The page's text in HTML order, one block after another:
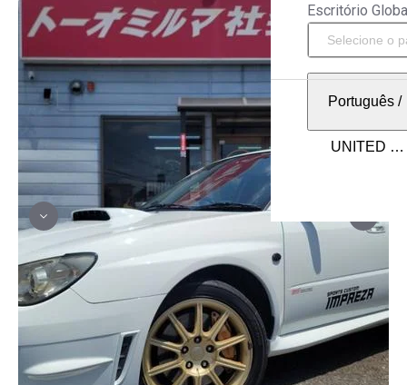
Escritório
Português/